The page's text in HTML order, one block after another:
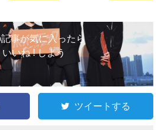
記事が気に入ったら
いいね ! しよう
ツイートする